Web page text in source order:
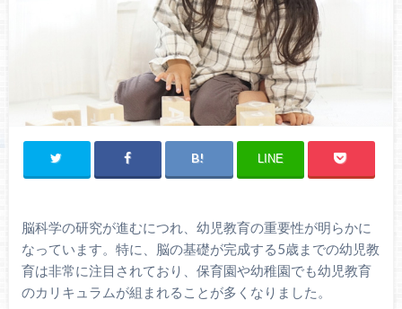
LINE
脳科学の研究が進むにつれ、幼児教育の重要性が明らかに
なっています。特に、脳の基礎が完成する5歳までの幼児教
育は非常に注目されており、保育園や幼稚園でも幼児教育
のカリキュラムが組まれることが多くなりました。